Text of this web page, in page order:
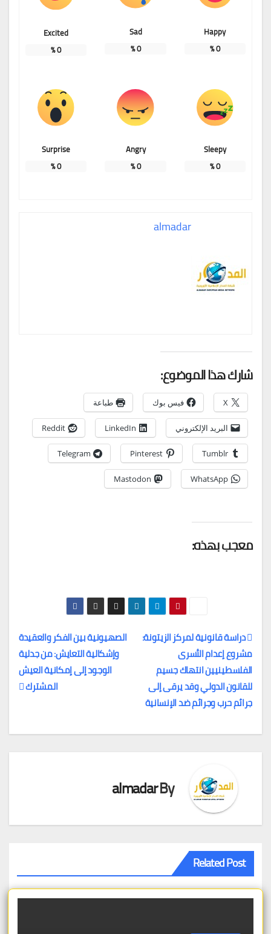
Happy
0
%
Sad
0
%
Excited
0
%
Sleepy
0
%
Angry
0
%
Surprise
0
%
almadar
شارك هذا الموضوع:
X فيس بوك طباعة
البريد الإلكتروني LinkedIn
Reddit
Tumblr
Pinterest
Telegram
WhatsApp
Mastodon
معجب بهذه:
تصفّح
المقالات
الصهيونية بين الفكر والعقيدة
وإشكالية التعايش: من جدلية
الوجود إلى إمكانية العيش
المشترك
دراسة قانونية لمركز الزيتونة:
مشروع إعدام الأسرى
الفلسطينيين انتهاك جسيم
للقانون الدولي وقد يرقى إلى
جرائم حرب وجرائم ضد الإنسانية
By
almadar
Related Post